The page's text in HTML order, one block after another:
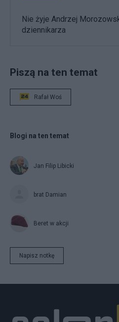
Nie żyje Andrzej
dziennikarza
Piszą na ten temat
Rafał Woś
Blogi na ten temat
Jan Filip Libicki
brat Damian
Beret w akcji
Napisz notkę